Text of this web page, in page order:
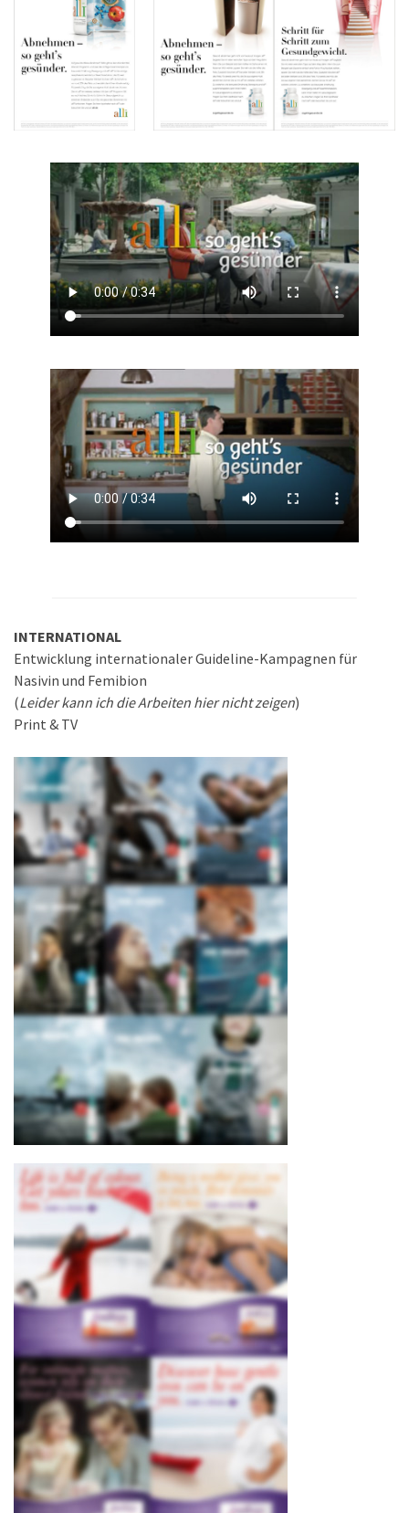
INTERNATIONAL
Entwicklung internationaler Guideline-Kampagnen für
Nasivin und Femibion
(Leider kann ich die Arbeiten hier nicht zeigen)
Print & TV